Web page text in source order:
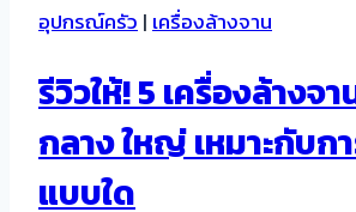
อุปกรณ์ครัว|เครื่องล้างจาน
รีวิวให้! 5 เครื่องล้างจ
กลาง ใหญ่ เหมาะกับก
แบบใด